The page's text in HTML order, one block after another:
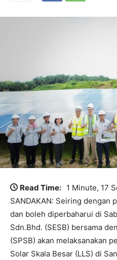
Read Time: 1 Minute, 17
SANDAKAN: Seiring dengan
dan boleh diperbaharui di
Sdn.Bhd. (SESB) bersama
(SPSB) akan melaksanakan
Solar Skala Besar (LLS) di